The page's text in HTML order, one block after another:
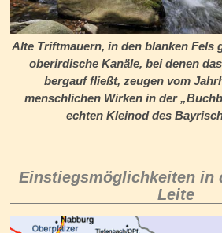
Alte Triftmauern, in den blanken Fels
oberirdische Kanäle, bei denen
bergauf fließt, zeugen vom
menschlichen Wirken in der
echten Kleinod des
Einstiegsmöglichkeiten in
Leite